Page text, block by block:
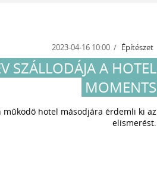
2023-04-16 10:00 Építészet
SZÁLLODÁJA A HOTEL
MOMENTS
hotel másodjára érdemli ki az
elismerést.